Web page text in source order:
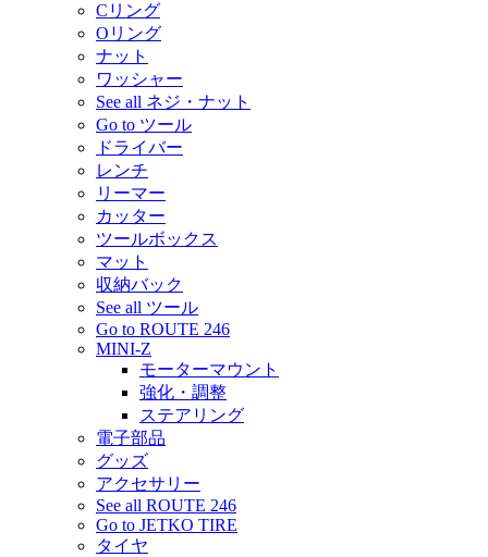
Cリング
Oリング
ナット
ワッシャー
See all ネジ・ナット
Go to ツール
ドライバー
レンチ
リーマー
カッター
ツールボックス
マット
収納バック
See all ツール
Go to ROUTE 246
MINI-Z
モーターマウント
強化・調整
ステアリング
電子部品
グッズ
アクセサリー
See all ROUTE 246
Go to JETKO TIRE
タイヤ